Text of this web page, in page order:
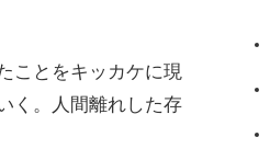
ことをキッカケに現
く。人間離れした存